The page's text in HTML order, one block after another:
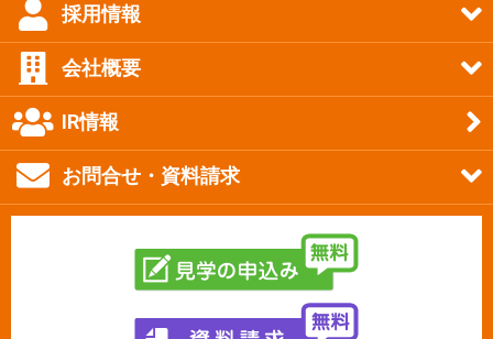
採用情報
会社概要
IR情報
お問合せ・資料請求